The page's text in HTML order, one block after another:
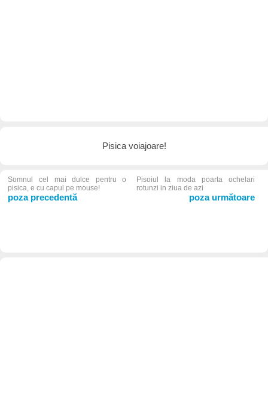
Pisica voiajoare!
Somnul cel mai dulce pentru o
pisica, e cu capul pe mouse!
poza precedentă
Pisoiul la moda poarta ochelari
rotunzi in ziua de azi
poza următoare